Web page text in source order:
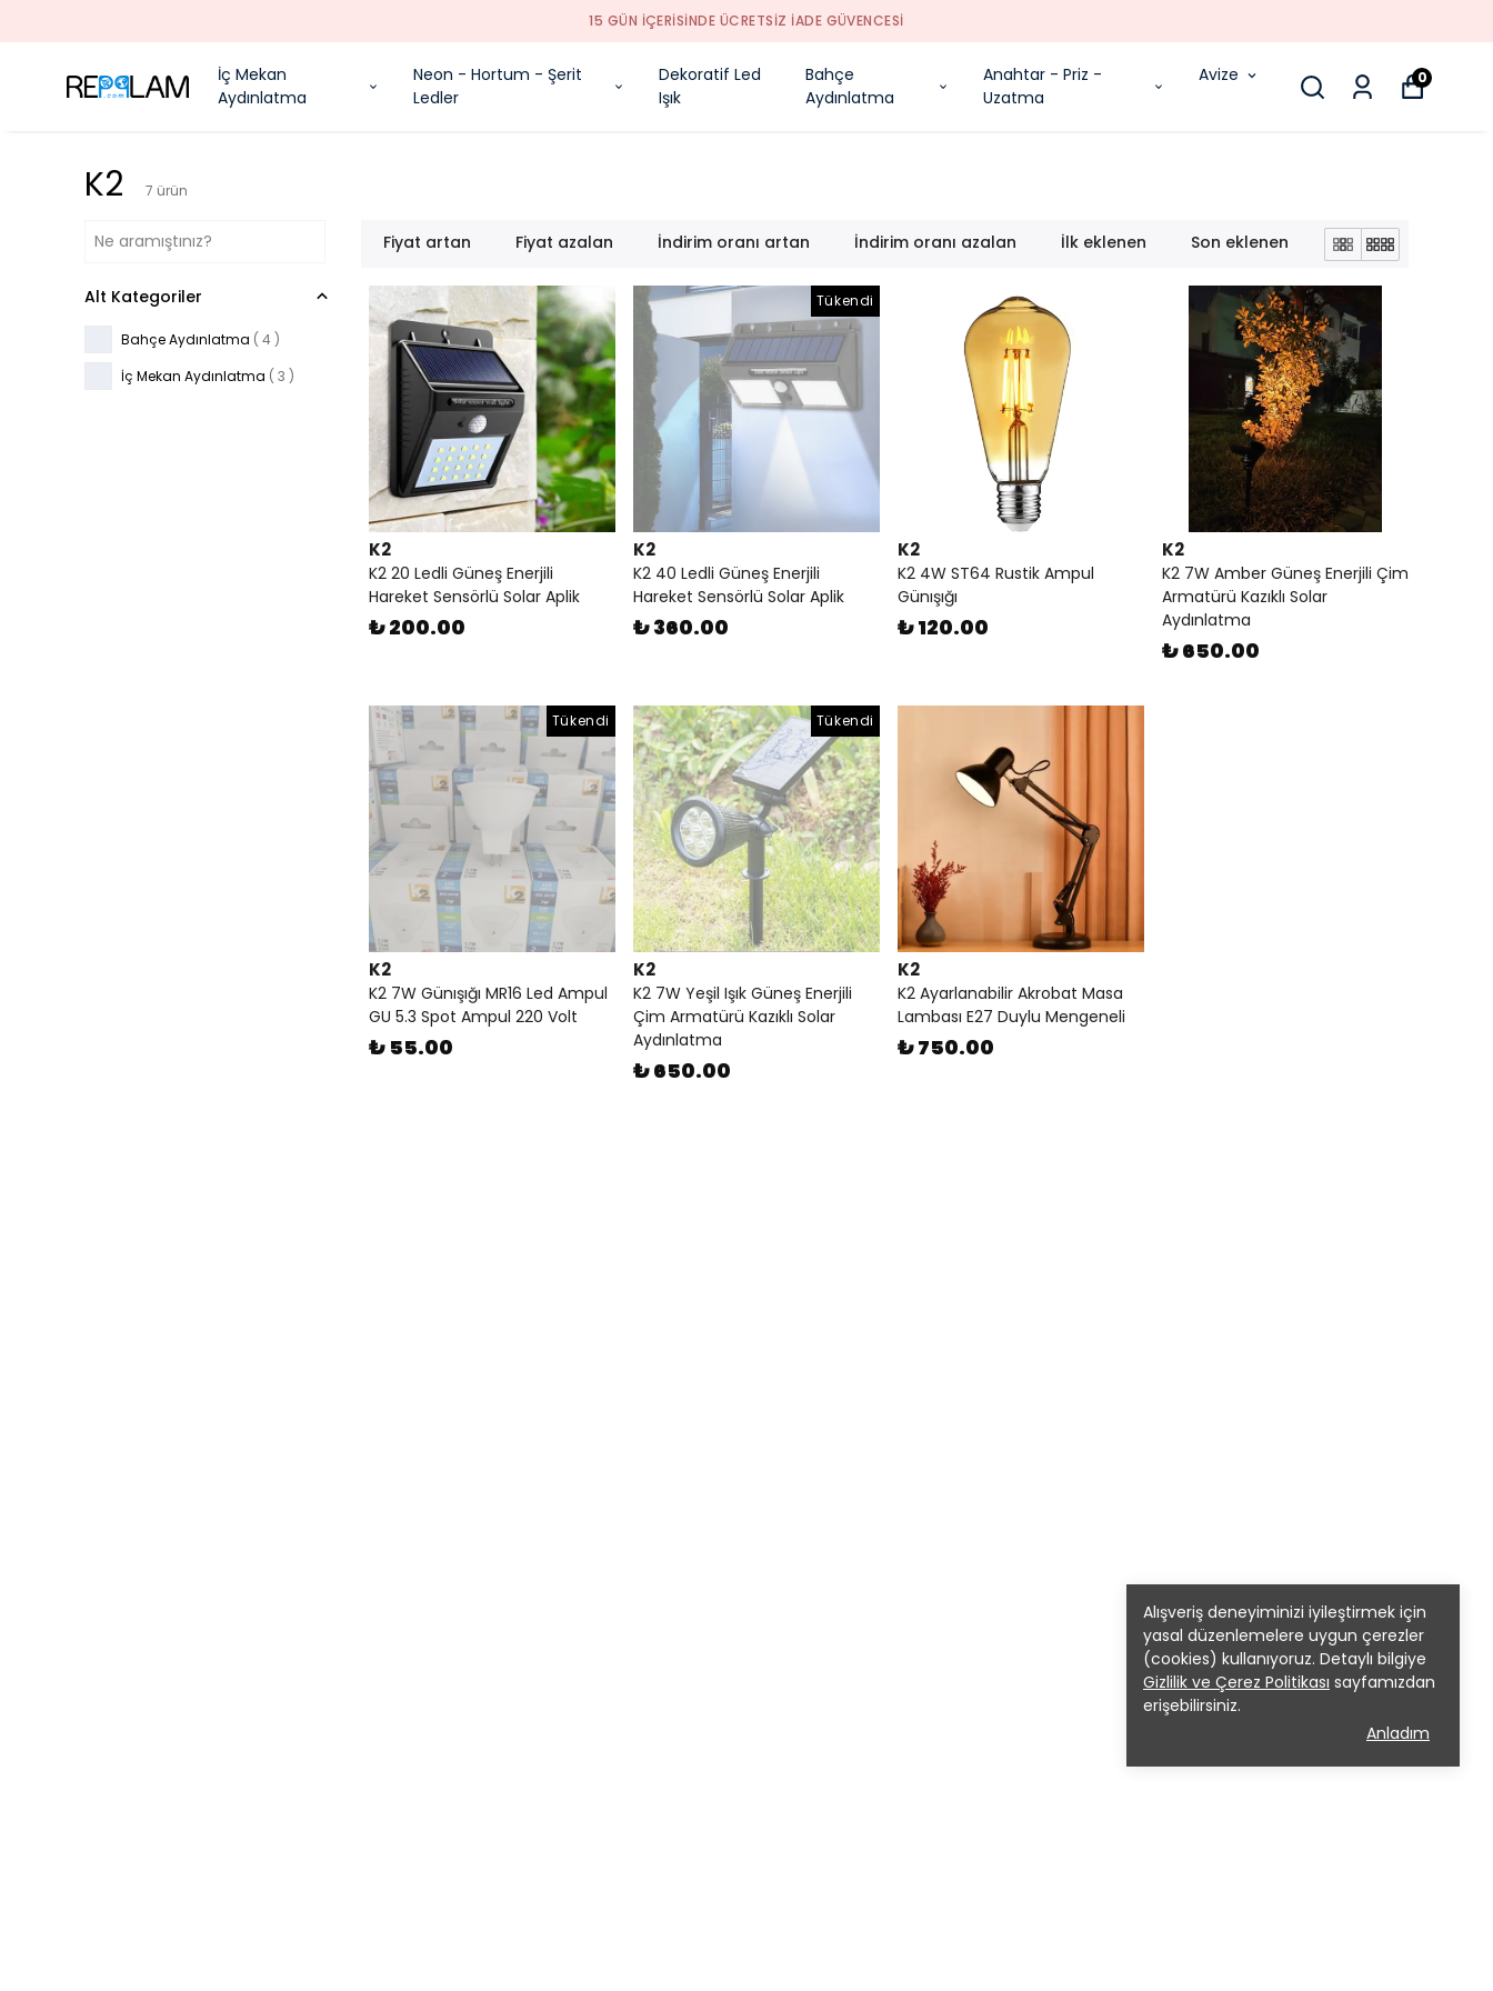
15 GÜN İÇERİSİNDE ÜCRETSİZ İADE GÜVENCESİ
İç Mekan
Aydınlatma
Neon - Hortum - Şerit
Ledler
Dekoratif Led
Işık
Bahçe
Aydınlatma
Anahtar - Priz -
Uzatma
Avize 0
Alışveriş deneyiminizi iyileştirmek için
yasal düzenlemelere uygun çerezler
(cookies) kullanıyoruz. Detaylı bilgiye
Gizlilik ve Çerez Politikası sayfamızdan
erişebilirsiniz.
Anladım
K2 7 ürün
Fiyat artan Fiyat azalan İndirim oranı artan İndirim oranı azalan İlk eklenen Son eklenen
Alt Kategoriler
Bahçe Aydınlatma ( 4 )
İç Mekan Aydınlatma ( 3 )
K2
K2 20 Ledli Güneş Enerjili
Hareket Sensörlü Solar Aplik
₺ 200.00
Tükendi
K2
K2 40 Ledli Güneş Enerjili
Hareket Sensörlü Solar Aplik
₺ 360.00
K2
K2 4W ST64 Rustik Ampul
Günışığı
₺ 120.00
K2
K2 7W Amber Güneş Enerjili Çim
Armatürü Kazıklı Solar
Aydınlatma
₺ 650.00
Tükendi
K2
K2 7W Günışığı MR16 Led Ampul
GU 5.3 Spot Ampul 220 Volt
₺ 55.00
Tükendi
K2
K2 7W Yeşil Işık Güneş Enerjili
Çim Armatürü Kazıklı Solar
Aydınlatma
₺ 650.00
K2
K2 Ayarlanabilir Akrobat Masa
Lambası E27 Duylu Mengeneli
₺ 750.00